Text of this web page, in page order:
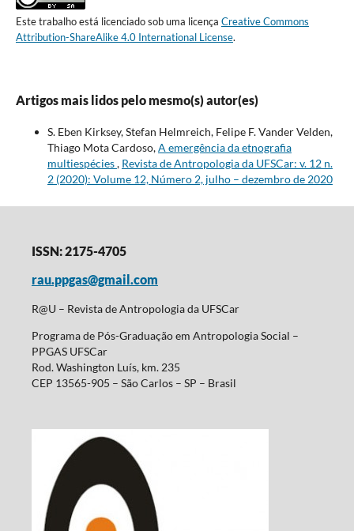
Este trabalho está licenciado sob uma licença Creative Commons
Attribution-ShareAlike 4.0 International License.
Artigos mais lidos pelo mesmo(s) autor(es)
S. Eben Kirksey, Stefan Helmreich, Felipe F. Vander Velden,
Thiago Mota Cardoso,A emergência da etnografia
multiespécies, Revista de Antropologia da UFSCar: v. 12 n.
2 (2020): Volume 12, Número 2, julho – dezembro de 2020
ISSN: 2175-4705
rau.ppgas@gmail.com
R@U – Revista de Antropologia da UFSCar
Programa de Pós-Graduação em Antropologia Social –
PPGAS UFSCar
Rod. Washington Luís, km. 235
CEP 13565-905 – São Carlos – SP – Brasil